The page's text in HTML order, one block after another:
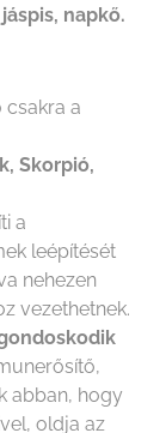
napkő.
csakra a
Skorpió,
a
leépítését
nehezen
vezethetnek.
abban, hogy
oldja az